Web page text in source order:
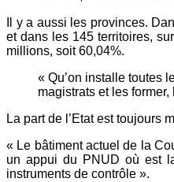
Il y a aussi les provinces.
et dans les 145 territoires,
millions, soit 60,04%.
« Qu’on installe toutes
magistrats et les
La part de l’Etat est toujours
« Le bâtiment actuel de la
un appui du PNUD où est
instruments de contrôle ».